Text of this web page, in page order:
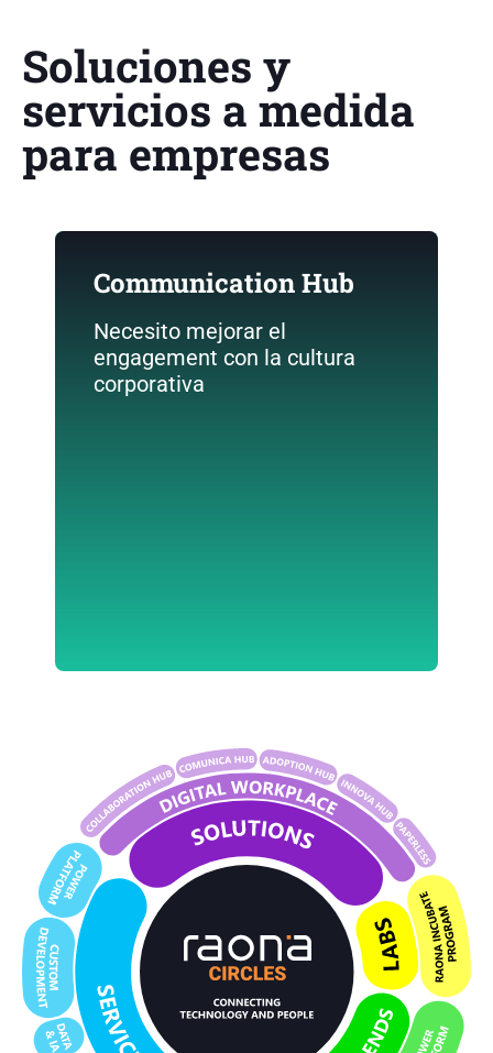
Soluciones y
servicios a medida
para empresas
Communication Hub
Necesito mejorar el
engagement con la cultura
corporativa
Genera contenidos accesibles desde
resultados. Crea audiencias,
personaliza alertas y notificaciones
para cada usuario. Y conecta a tus